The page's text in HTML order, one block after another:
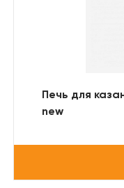
Печь для
new